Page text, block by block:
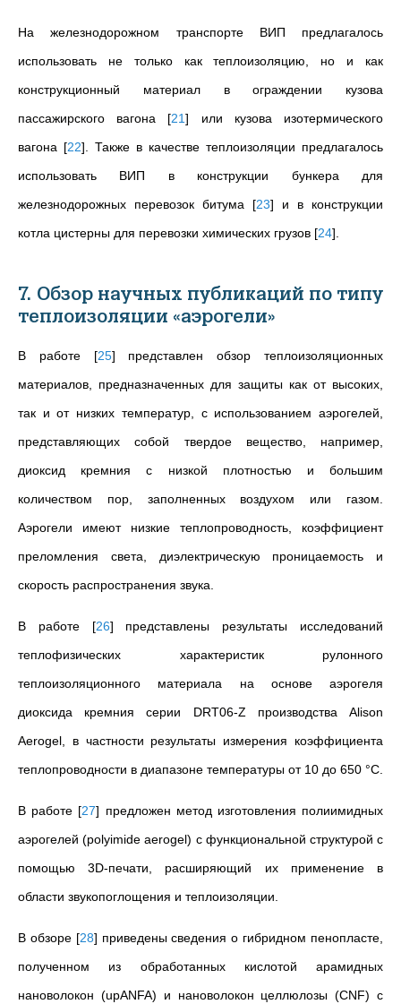
На железнодорожном транспорте ВИП предлагалось
использовать не только как теплоизоляцию, но и как
конструкционный материал в ограждении кузова
пассажирского вагона [21] или кузова изотермического
вагона [22] . Также в качестве теплоизоляции предлагалось
использовать ВИП в конструкции бункера для
железнодорожных перевозок битума [23] и в конструкции
котла цистерны для перевозки химических грузов [24]
7. Обзор научных публикаций по типу
теплоизоляции «аэрогели»
В работе [25] представлен обзор теплоизоляционных
материалов, предназначенных для защиты как от высоких,
так и от низких температур, с использованием аэрогелей,
представляющих собой твердое вещество, например,
диоксид кремния с низкой плотностью и большим
количеством пор, заполненных воздухом или газом.
Аэрогели имеют низкие теплопроводность, коэффициент
преломления света, диэлектрическую проницаемость и
скорость распространения звука.
В работе [26] представлены результаты исследований
теплофизических характеристик рулонного
теплоизоляционного материала на основе аэрогеля
диоксида кремния серии DRT06-Z производства Alison
Aerogel, в частности результаты измерения коэффициента
теплопроводности в диапазоне температуры от 10 до 650 °С.
В работе [27] предложен метод изготовления полиимидных
аэрогелей (polyimide aerogel) с функциональной структурой с
помощью 3D-печати, расширяющий их применение в
области звукопоглощения и теплоизоляции.
В обзоре [28] приведены сведения о гибридном пенопласте,
полученном из обработанных кислотой арамидных
нановолокон (upANFA) и нановолокон целлюлозы (CNF) с